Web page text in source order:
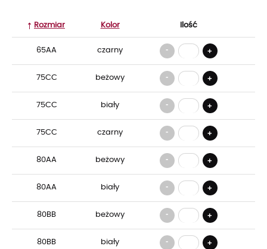
Rozmiar Kolor Ilość
65AA czarny - +
75CC beżowy - +
75CC biały - +
75CC czarny - +
80AA beżowy - +
80AA biały - +
80BB beżowy - +
80BB biały - +